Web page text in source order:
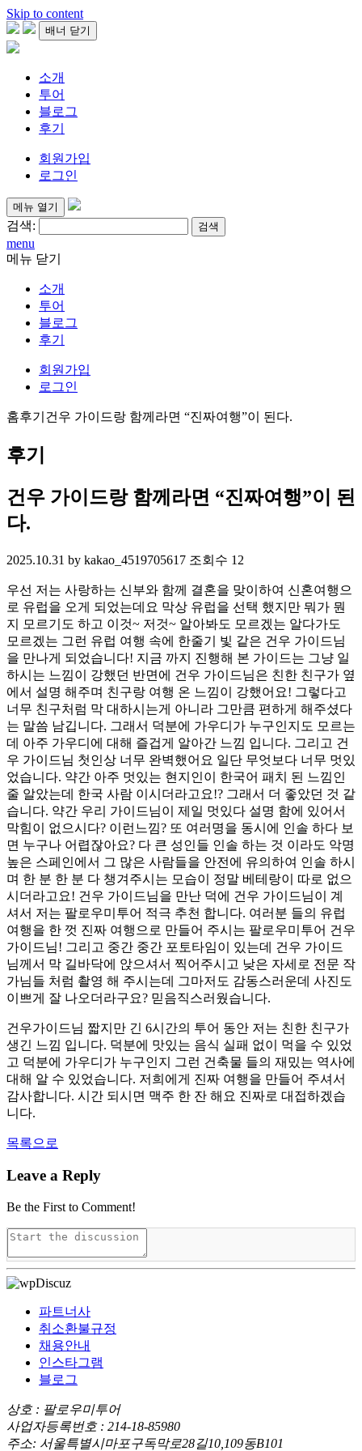
Skip to content
배너 닫기
소개
투어
블로그
후기
회원가입
로그인
메뉴 열기
검색:
menu
메뉴 닫기
소개
투어
블로그
후기
회원가입
로그인
홈후기 건우 가이드랑 함께라면 “진짜여행”이 된다.
후기
건우 가이드랑 함께라면 “진짜여행”이 된
다.
2025.10.31 by kakao_4519705617 조회수 12
우선 저는 사랑하는 신부와 함께 결혼을 맞이하여 신혼여행으
로 유럽을 오게 되었는데요 막상 유럽을 선택 했지만 뭐가 뭔
지 모르기도 하고 이것~ 저것~ 알아봐도 모르겠는 알다가도
모르겠는 그런 유럽 여행 속에 한줄기 빛 같은 건우 가이드님
을 만나게 되었습니다! 지금 까지 진행해 본 가이드는 그냥 일
하시는 느낌이 강했던 반면에 건우 가이드님은 친한 친구가 옆
에서 설명 해주며 친구랑 여행 온 느낌이 강했어요! 그렇다고
너무 친구처럼 막 대하시는게 아니라 그만큼 편하게 해주셨다
는 말씀 남깁니다. 그래서 덕분에 가우디가 누구인지도 모르는
데 아주 가우디에 대해 즐겁게 알아간 느낌 입니다. 그리고 건
우 가이드님 첫인상 너무 완벽했어요 일단 무엇보다 너무 멋있
었습니다. 약간 아주 멋있는 현지인이 한국어 패치 된 느낌인
줄 알았는데 한국 사람 이시더라고요!? 그래서 더 좋았던 것 같
습니다. 약간 우리 가이드님이 제일 멋있다 설명 함에 있어서
막힘이 없으시다? 이런느낌? 또 여러명을 동시에 인솔 하다 보
면 누구나 어렵잖아요? 다 큰 성인들 인솔 하는 것 이라도 악명
높은 스페인에서 그 많은 사람들을 안전에 유의하여 인솔 하시
며 한 분 한 분 다 챙겨주시는 모습이 정말 베테랑이 따로 없으
시더라고요! 건우 가이드님을 만난 덕에 건우 가이드님이 계
셔서 저는 팔로우미투어 적극 추천 합니다. 여러분 들의 유럽
여행을 한 껏 진짜 여행으로 만들어 주시는 팔로우미투어 건우
가이드님! 그리고 중간 중간 포토타임이 있는데 건우 가이드
님께서 막 길바닥에 앉으셔서 찍어주시고 낮은 자세로 전문 작
가님들 처럼 촬영 해 주시는데 그마저도 감동스러운데 사진도
이쁘게 잘 나오더라구요? 믿음직스러웠습니다.
건우가이드님 짧지만 긴 6시간의 투어 동안 저는 친한 친구가
생긴 느낌 입니다. 덕분에 맛있는 음식 실패 없이 먹을 수 있었
고 덕분에 가우디가 누구인지 그런 건축물 들의 재밌는 역사에
대해 알 수 있었습니다. 저희에게 진짜 여행을 만들어 주셔서
감사합니다. 시간 되시면 맥주 한 잔 해요 진짜로 대접하겠습
니다.
목록으로
Leave a Reply
Be the First to Comment!
파트너사
취소환불규정
채용안내
인스타그램
블로그
상호 : 팔로우미투어
사업자등록번호 : 214-18-85980
주소: 서울특별시마포구독막로28길10,109동B101